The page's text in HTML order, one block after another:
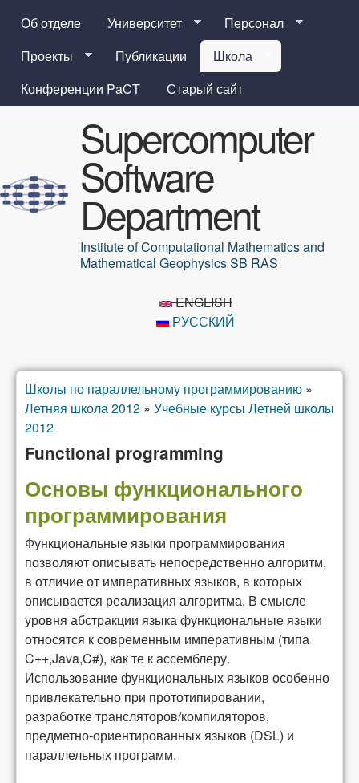
содержанию
Об отделе Университет
Персонал
Проекты
Публикации
Школа
Конференции PaCT
Старый сайт
Supercomputer
Software
Department
Institute of Computational Mathematics and
Mathematical Geophysics SB RAS
ENGLISH
РУССКИЙ
Вы здесь
Школы по параллельному программированию »
Летняя школа 2012 » Учебные курсы Летней школы
2012
Functional programming
Основы функционального
программирования
Функциональные языки программирования
позволяют описывать непосредственно алгоритм,
в отличие от императивных языков, в которых
описывается реализация алгоритма. В смысле
уровня абстракции языка функциональные языки
относятся к современным императивным (типа
C++,Java,C#), как те к ассемблеру.
Использование функциональных языков особенно
привлекательно при прототипировании,
разработке трансляторов/компиляторов,
предметно-ориентированных языков (DSL) и
параллельных программ.